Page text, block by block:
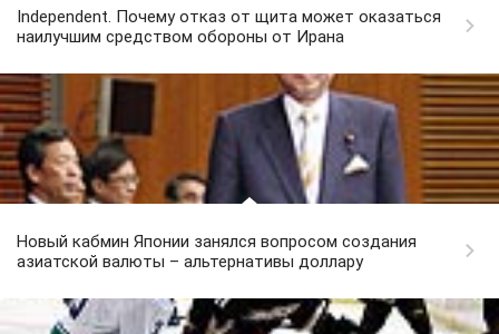
Independent. Почему отказ от щита может оказаться
наилучшим средством обороны от Ирана
Новый кабмин Японии занялся вопросом создания
азиатской валюты – альтернативы доллару